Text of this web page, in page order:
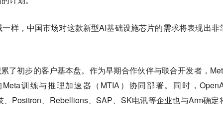
样，中国市场对这款新型AI基础设施芯片的需求将表现出非
了初步的客户基本盘。作为早期合作伙伴与联合开发者，
训练与推理加速器（MTIA）协同部署。同时，
Positron、Rebellions、SAP、SK电讯等企业也与Arm确定